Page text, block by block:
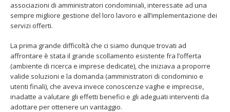
associazioni di amministratori condominiali, interessate ad una
sempre migliore gestione del loro lavoro e all’implementazione dei
servizi offerti.
La prima grande difficoltà che ci siamo dunque trovati ad
affrontare è stata il grande scollamento esistente fra l’offerta
(ambiente di ricerca e imprese dedicate), che iniziava a proporre
valide soluzioni e la domanda (amministratori di condominio e
utenti finali), che aveva invece conoscenze vaghe e imprecise,
inadatte a valutare gli effetti benefici e gli adeguati interventi da
adottare per ottenere un vantaggio.